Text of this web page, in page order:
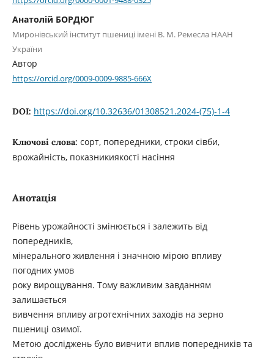
Анатолій БОРДЮГ
Миронівський інститут пшениці імені В. М. Ремесла НААН
України
Автор
https://orcid.org/0009-0009-9885-666X
DOI: https://doi.org/10.32636/01308521.2024-(75)-1-4
Ключові слова: сорт, попередники, строки сівби,
врожайність, показникиякості насіння
Анотація
Рівень урожайності змінюється і залежить від
попередників,
мінерального живлення і значною мірою впливу
погодних умов
року вирощування. Тому важливим завданням
залишається
вивчення впливу агротехнічних заходів на зерно
пшениці озимої.
Метою досліджень було вивчити вплив попередників та